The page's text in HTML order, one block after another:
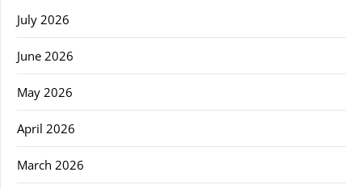
July 2026
June 2026
May 2026
April 2026
March 2026